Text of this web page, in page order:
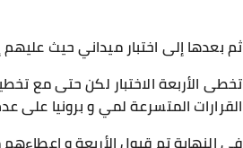
ثم بعدها إلى اختبار ميداني حيث
تخطى الأربعة الاختبار لكن حتى مع
القرارات المتسرعة لمي و برونيا على
في النهاية تم قبول الأربعة و